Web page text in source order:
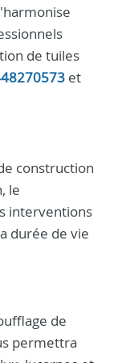
de tuiles
et
construction
le
interventions
durée de vie
de
permettra